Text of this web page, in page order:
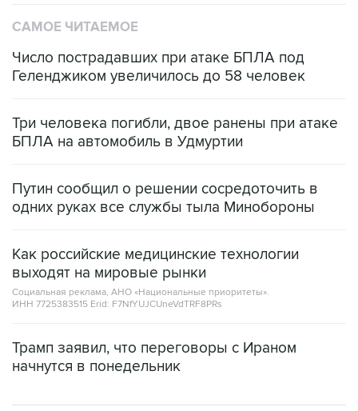
САМОЕ ЧИТАЕМОЕ
Число пострадавших при атаке БПЛА под
Геленджиком увеличилось до 58 человек
Три человека погибли, двое ранены при атаке
БПЛА на автомобиль в Удмуртии
Путин сообщил о решении сосредоточить в
одних руках все службы тыла Минобороны
Как российские медицинские технологии
выходят на мировые рынки
Социальная реклама, АНО «Национальные приоритеты».
ИНН 7725383515 Erid: F7NfYUJCUneVdTRF8PRs
Трамп заявил, что переговоры с Ираном
начнутся в понедельник